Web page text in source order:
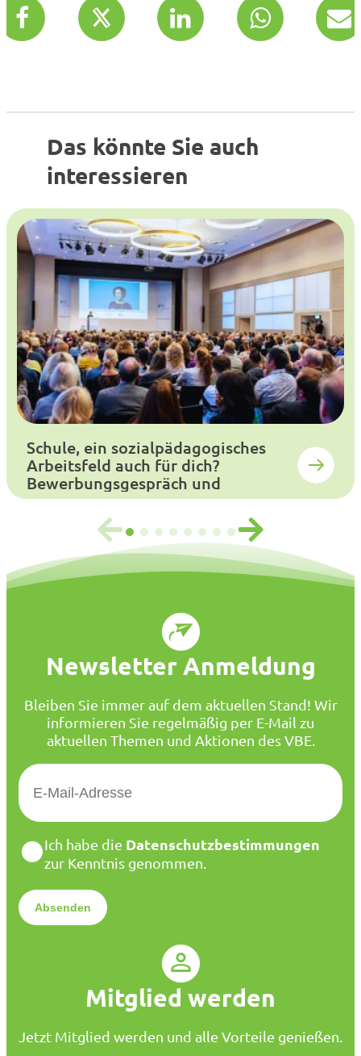
Das könnte Sie auch
interessieren
Schule, ein sozialpädagogisches
Arbeitsfeld auch für dich?
Bewerbungsgespräch und
Auswahlverfahren
Newsletter Anmeldung
Bleiben Sie immer auf dem aktuellen Stand! Wir
informieren Sie regelmäßig per E-Mail zu
aktuellen Themen und Aktionen des VBE.
E
M
*
D
a
e
n
*
Ich habe die Datenschutzbestimmungen
zur Kenntnis genommen.
Mitglied werden
Jetzt Mitglied werden und alle Vorteile genießen.